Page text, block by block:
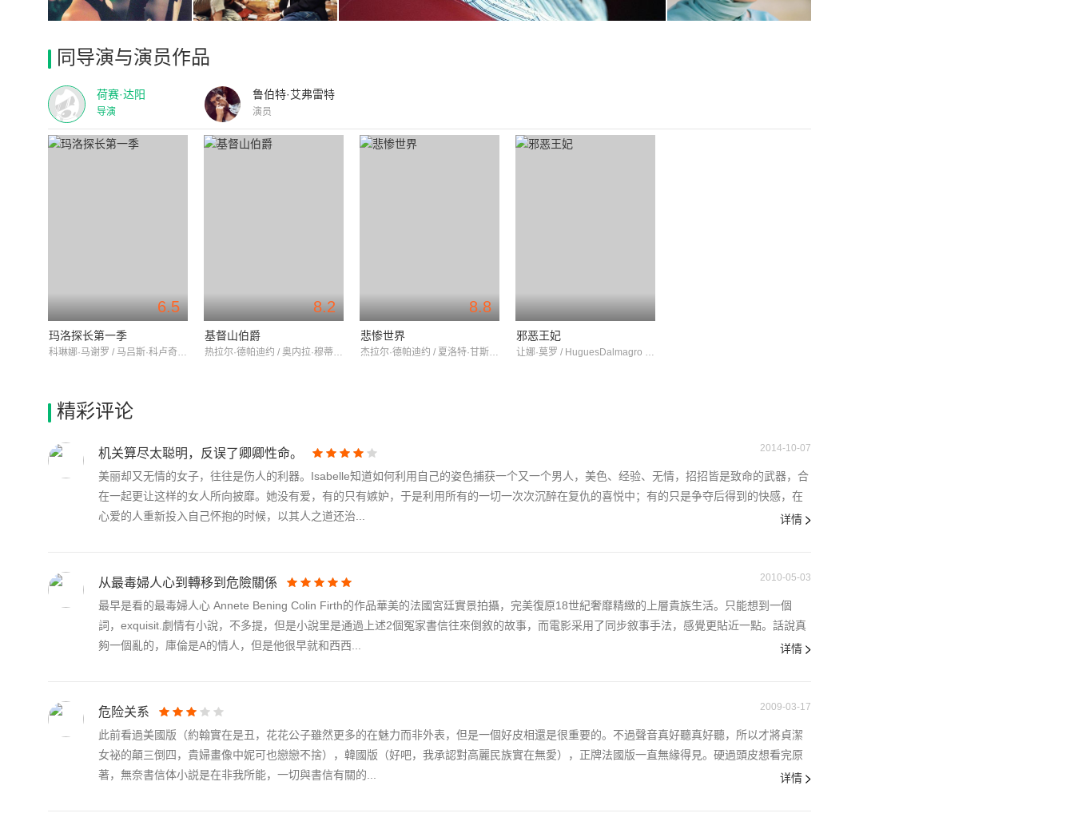
同导演与演员作品
荷赛·达阳
导演
鲁伯特·艾弗雷特
演员
6.5
玛洛探长第一季
科琳娜·马谢罗 / 马吕斯·科卢奇 / 让-克洛德·德鲁奥
8.2
基督山伯爵
热拉尔·德帕迪约 / 奥内拉·穆蒂 / 让·罗什福尔
8.8
悲惨世界
杰拉尔·德帕迪约 / 夏洛特·甘斯布 / 维罗尼卡·费瑞尔
邪恶王妃
让娜·莫罗 / HuguesDalmagro / FrédéricLaforet
精彩评论
机关算尽太聪明，反误了卿卿性命。 2014-10-07
美丽却又无情的女子，往往是伤人的利器。Isabelle知道如何利用自己的姿色捕获一个又一个男人，美色、经验、无情，招招皆是致命的武器，合
在一起更让这样的女人所向披靡。她没有爱，有的只有嫉妒，于是利用所有的一切一次次沉醉在复仇的喜悦中；有的只是争夺后得到的快感，在
心爱的人重新投入自己怀抱的时候，以其人之道还治...
详情
从最毒婦人心到轉移到危險關係 2010-05-03
最早是看的最毒婦人心 Annete Bening Colin Firth的作品華美的法國宮廷實景拍攝，完美復原18世紀奢靡精緻的上層貴族生活。只能想到一個
詞，exquisit.劇情有小說，不多提，但是小說里是通過上述2個冤家書信往來倒敘的故事，而電影采用了同步敘事手法，感覺更貼近一點。話說真
夠一個亂的，庫倫是A的情人，但是他很早就和西西...
详情
危险关系 2009-03-17
此前看過美國版（約翰實在是丑，花花公子雖然更多的在魅力而非外表，但是一個好皮相還是很重要的。不過聲音真好聽真好聽，所以才將貞潔
女祕的顛三倒四，貴婦畫像中妮可也戀戀不捨），韓國版（好吧，我承認對高麗民族實在無愛），正牌法國版一直無緣得見。硬過頭皮想看完原
著，無奈書信体小説是在非我所能，一切與書信有關的...
详情